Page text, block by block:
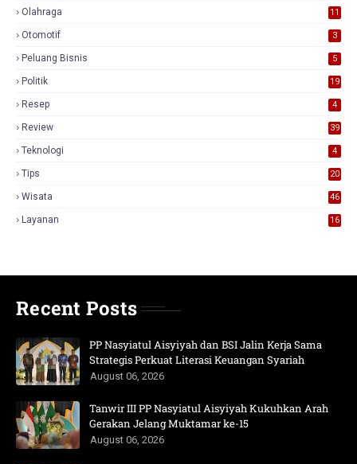
Olahraga 11
Otomotif 3
Peluang Bisnis 5
Politik 19
Resep 4
Review
39
Teknologi 4
Tips 20
Wisata 46
Layanan 16
Recent Posts
PP Nasyiatul Aisyiyah dan BSI Jalin Kerja Sama
Strategis Perkuat Literasi Keuangan Syariah
August 06, 2026
Tanwir III PP Nasyiatul Aisyiyah Kukuhkan Arah
Gerakan Jelang Muktamar ke-15
August 06, 2026